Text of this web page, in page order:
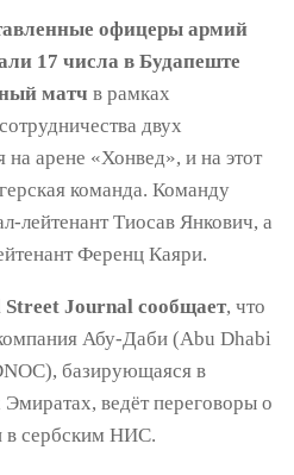
офицеры армий
17 числа в Будапеште
матч в рамках
двух
на арене «Хонвед», и на этот
команда. Команду
лейтенант Тиосав Янкович, а
Ференц Каяри.
Journal сообщает, что
Абу-Даби (Abu Dhabi
базирующаяся в
ведёт переговоры о
в сербским НИС.